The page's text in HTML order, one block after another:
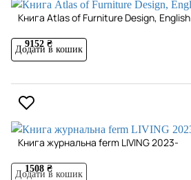
Книга Atlas of Furniture Design, English
9152 ₴
Додати в кошик
Книга журнальна ferm LIVING 2023-
1508 ₴
Додати в кошик